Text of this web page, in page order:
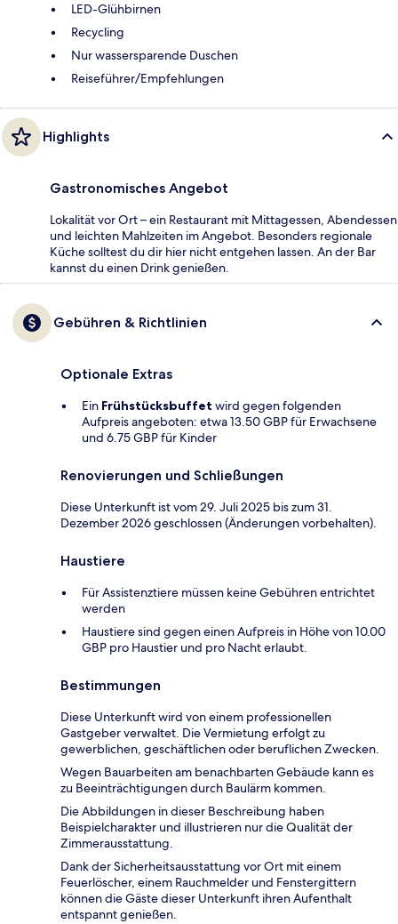
LED-Glühbirnen
Recycling
Nur wassersparende Duschen
Reiseführer/Empfehlungen
Highlights
Gastronomisches Angebot
Lokalität vor Ort – ein Restaurant mit Mittagessen, Abendessen
und leichten Mahlzeiten im Angebot. Besonders regionale
Küche solltest du dir hier nicht entgehen lassen. An der Bar
kannst du einen Drink genießen.
Gebühren & Richtlinien
Optionale Extras
Ein Frühstücksbuffet wird gegen folgenden
Aufpreis angeboten: etwa 13.50 GBP für Erwachsene
und 6.75 GBP für Kinder
Renovierungen und Schließungen
Diese Unterkunft ist vom 29. Juli 2025 bis zum 31.
Dezember 2026 geschlossen (Änderungen vorbehalten).
Haustiere
Für Assistenztiere müssen keine Gebühren entrichtet
werden
Haustiere sind gegen einen Aufpreis in Höhe von 10.00
GBP pro Haustier und pro Nacht erlaubt.
Bestimmungen
Diese Unterkunft wird von einem professionellen
Gastgeber verwaltet. Die Vermietung erfolgt zu
gewerblichen, geschäftlichen oder beruflichen Zwecken.
Wegen Bauarbeiten am benachbarten Gebäude kann es
zu Beeinträchtigungen durch Baulärm kommen.
Die Abbildungen in dieser Beschreibung haben
Beispielcharakter und illustrieren nur die Qualität der
Zimmerausstattung.
Dank der Sicherheitsausstattung vor Ort mit einem
Feuerlöscher, einem Rauchmelder und Fenstergittern
können die Gäste dieser Unterkunft ihren Aufenthalt
entspannt genießen.